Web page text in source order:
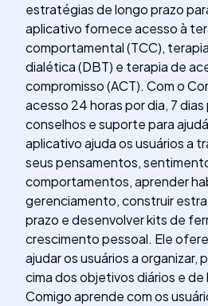
estratégias de longo prazo
aplicativo fornece acesso à
comportamental (TCC),
dialética (DBT) e terapia de
compromisso (ACT). Com o
acesso 24 horas por dia, 7 dias
conselhos e suporte para
aplicativo ajuda os usuários a
seus pensamentos,
comportamentos, aprender
gerenciamento, construir
prazo e desenvolver kits de
crescimento pessoal. Ele
ajudar os usuários a organizar,
cima dos objetivos diários e
Comigo aprende com os